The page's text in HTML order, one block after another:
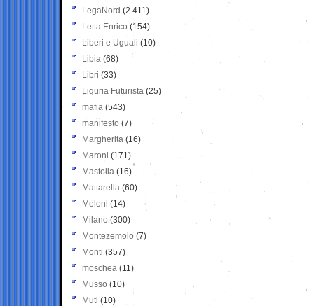
LegaNord (2.411)
Letta Enrico (154)
Liberi e Uguali (10)
Libia (68)
Libri (33)
Liguria Futurista (25)
mafia (543)
manifesto (7)
Margherita (16)
Maroni (171)
Mastella (16)
Mattarella (60)
Meloni (14)
Milano (300)
Montezemolo (7)
Monti (357)
moschea (11)
Musso (10)
Muti (10)